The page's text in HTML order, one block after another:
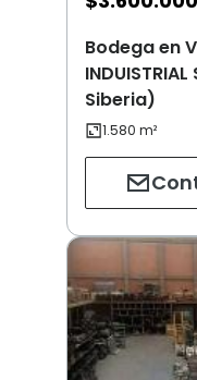
Bodega en
Siberia)